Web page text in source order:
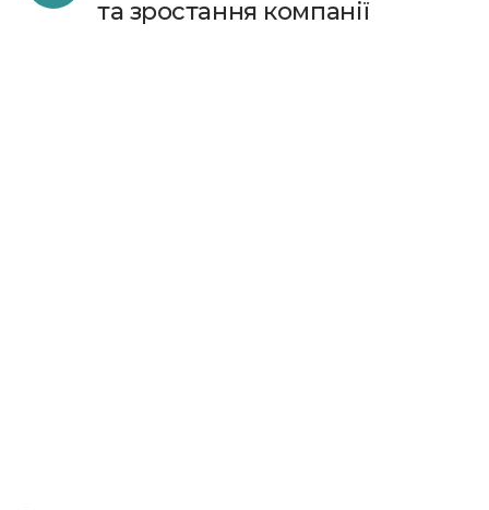
та зростання компанії